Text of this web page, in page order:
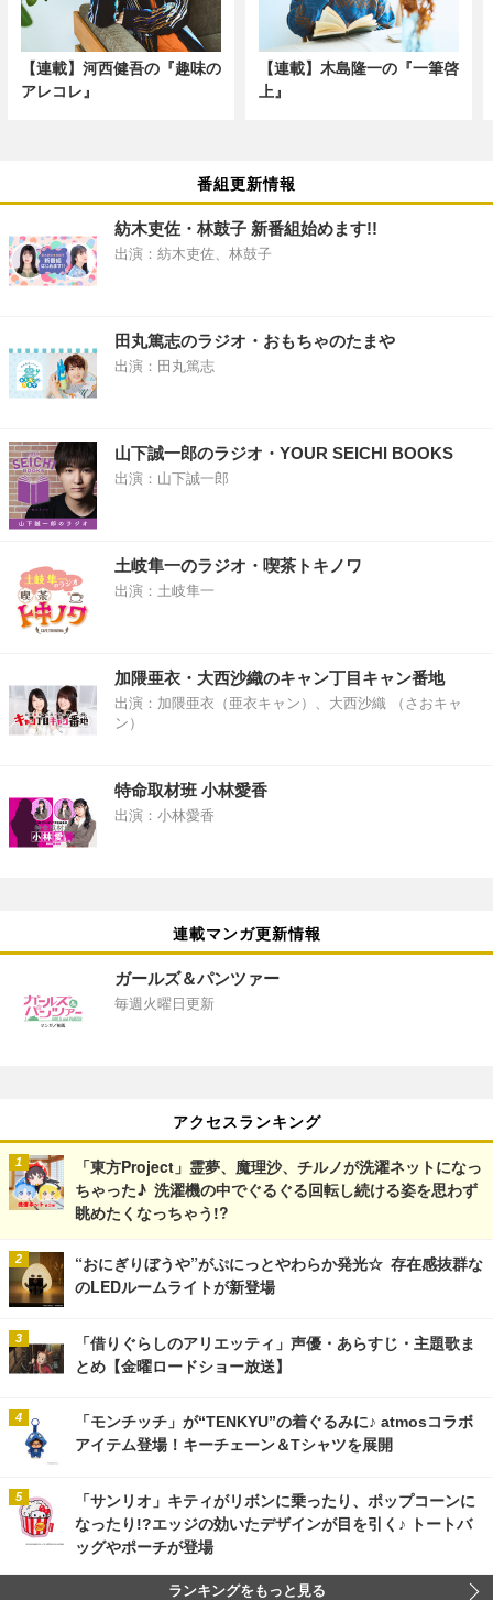
【連載】河西健吾の『趣味の
アレコレ』
【連載】木島隆一の『一筆啓
上』
番組更新情報
紡木吏佐・林鼓子 新番組始めます!!
出演：紡木吏佐、林鼓子
田丸篤志のラジオ・おもちゃのたまや
出演：田丸篤志
山下誠一郎のラジオ・YOUR SEICHI BOOKS
出演：山下誠一郎
土岐隼一のラジオ・喫茶トキノワ
出演：土岐隼一
加隈亜衣・大西沙織のキャン丁目キャン番地
出演：加隈亜衣（亜衣キャン）、大西沙織 （さおキャ
ン）
特命取材班 小林愛香
出演：小林愛香
連載マンガ更新情報
ガールズ＆パンツァー
毎週火曜日更新
アクセスランキング
「東方Project」霊夢、魔理沙、チルノが洗濯ネットになっ
ちゃった♪ 洗濯機の中でぐるぐる回転し続ける姿を思わず
眺めたくなっちゃう!?
“おにぎりぼうや”がぷにっとやわらか発光☆ 存在感抜群な
のLEDルームライトが新登場
「借りぐらしのアリエッティ」声優・あらすじ・主題歌ま
とめ【金曜ロードショー放送】
「モンチッチ」が“TENKYU”の着ぐるみに♪ atmosコラボ
アイテム登場！キーチェーン＆Tシャツを展開
「サンリオ」キティがリボンに乗ったり、ポップコーンに
なったり!?エッジの効いたデザインが目を引く♪ トートバ
ッグやポーチが登場
ランキングをもっと見る